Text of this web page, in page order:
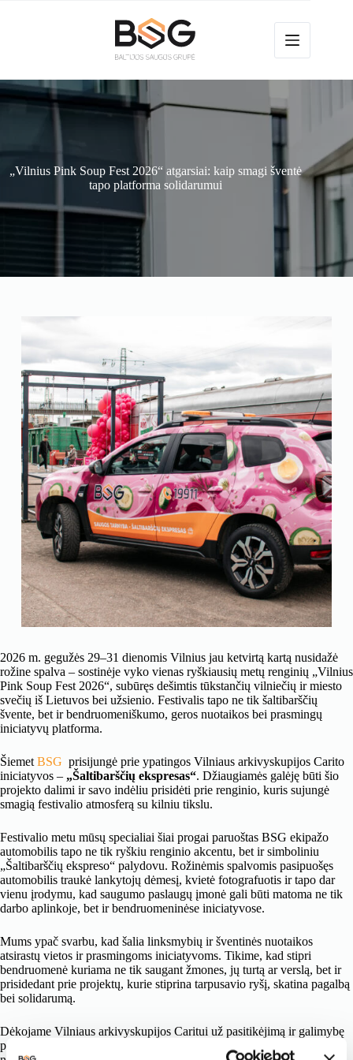
„Vilnius Pink Soup Fest 2026“ atgarsiai: kaip smagi šventė
tapo platforma solidarumui
2026 m. gegužės 29–31 dienomis Vilnius jau ketvirtą kartą nusidažė
rožine spalva – sostinėje vyko vienas ryškiausių metų renginių „Vilnius
Pink Soup Fest 2026“, subūręs dešimtis tūkstančių vilniečių ir miesto
svečių iš Lietuvos bei užsienio. Festivalis tapo ne tik šaltibarščių
švente, bet ir bendruomeniškumo, geros nuotaikos bei prasmingų
iniciatyvų platforma.
Šiemet BSG prisijungė prie ypatingos Vilniaus arkivyskupijos Carito
iniciatyvos – „Šaltibarščių ekspresas“. Džiaugiamės galėję būti šio
projekto dalimi ir savo indėliu prisidėti prie renginio, kuris sujungė
smagią festivalio atmosferą su kilniu tikslu.
Festivalio metu mūsų specialiai šiai progai paruoštas BSG ekipažo
automobilis tapo ne tik ryškiu renginio akcentu, bet ir simboliniu
„Šaltibarščių ekspreso“ palydovu. Rožinėmis spalvomis pasipuošęs
automobilis traukė lankytojų dėmesį, kvietė fotografuotis ir tapo dar
vienu įrodymu, kad saugumo paslaugų įmonė gali būti matoma ne tik
darbo aplinkoje, bet ir bendruomeninėse iniciatyvose.
Mums ypač svarbu, kad šalia linksmybių ir šventinės nuotaikos
atsirastų vietos ir prasmingoms iniciatyvoms. Tikime, kad stipri
bendruomenė kuriama ne tik saugant žmones, jų turtą ar verslą, bet ir
prisidedant prie projektų, kurie stiprina tarpusavio ryšį, skatina pagalbą
bei solidarumą.
Dėkojame Vilniaus arkivyskupijos Caritui už pasitikėjimą ir galimybę
prisidėti prie šios iniciatyvos. Tokie projektai primena, kad net ir